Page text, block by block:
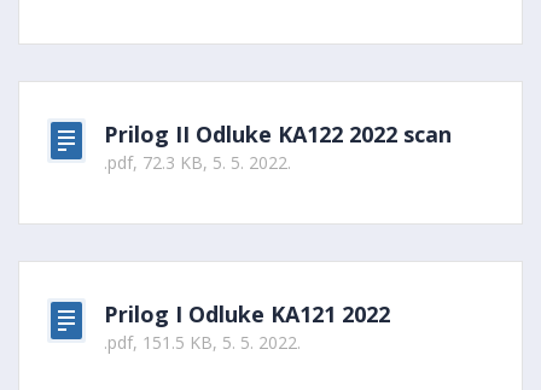
Prilog II Odluke KA122 2022 scan
.pdf, 72.3 KB, 5. 5. 2022.
Prilog I Odluke KA121 2022
.pdf, 151.5 KB, 5. 5. 2022.